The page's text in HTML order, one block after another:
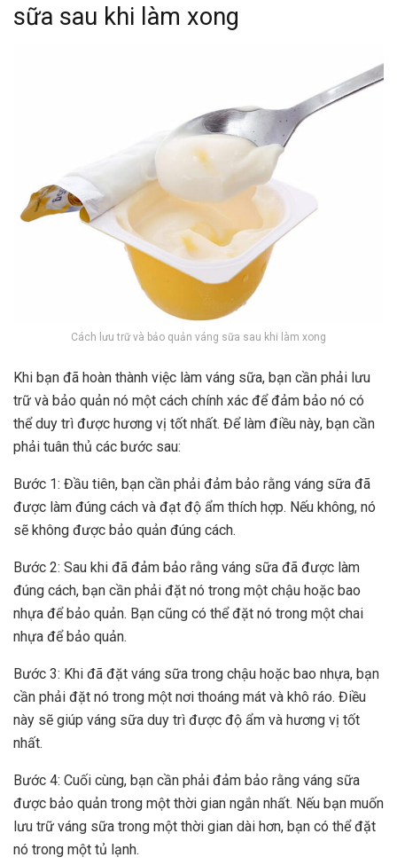
sữa sau khi làm xong
Cách lưu trữ và bảo quản váng sữa sau khi làm xong
Khi bạn đã hoàn thành việc làm váng sữa, bạn cần phải lưu
trữ và bảo quản nó một cách chính xác để đảm bảo nó có
thể duy trì được hương vị tốt nhất. Để làm điều này, bạn cần
phải tuân thủ các bước sau:
Bước 1: Đầu tiên, bạn cần phải đảm bảo rằng váng sữa đã
được làm đúng cách và đạt độ ẩm thích hợp. Nếu không, nó
sẽ không được bảo quản đúng cách.
Bước 2: Sau khi đã đảm bảo rằng váng sữa đã được làm
đúng cách, bạn cần phải đặt nó trong một chậu hoặc bao
nhựa để bảo quản. Bạn cũng có thể đặt nó trong một chai
nhựa để bảo quản.
Bước 3: Khi đã đặt váng sữa trong chậu hoặc bao nhựa, bạn
cần phải đặt nó trong một nơi thoáng mát và khô ráo. Điều
này sẽ giúp váng sữa duy trì được độ ẩm và hương vị tốt
nhất.
Bước 4: Cuối cùng, bạn cần phải đảm bảo rằng váng sữa
được bảo quản trong một thời gian ngắn nhất. Nếu bạn muốn
lưu trữ váng sữa trong một thời gian dài hơn, bạn có thể đặt
nó trong một tủ lạnh.